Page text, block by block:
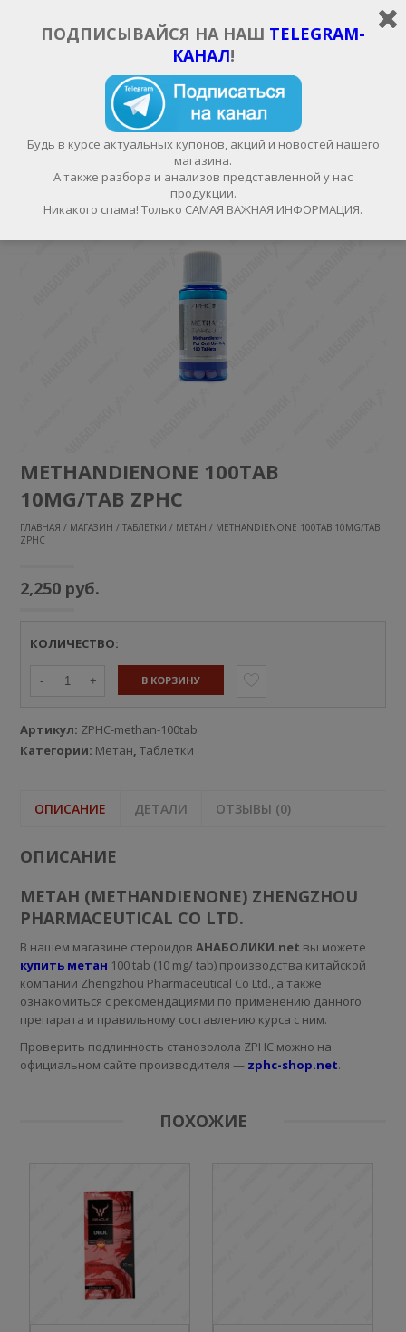
ИЗБРАННОЕ
КАТЕГОРИИ
METHANDIENONE 100TAB
10MG/TAB ZPHC
ГЛАВНАЯ / МАГАЗИН /ТАБЛЕТКИ / МЕТАН / METHANDIENONE 100TAB 10MG/TAB
ZPHC
2,250 руб.
КОЛИЧЕСТВО:
- + В КОРЗИНУ
Артикул: ZPHC-methan-100tab
Категории: Метан,Таблетки
ОПИСАНИЕ ДЕТАЛИ ОТЗЫВЫ (0)
ОПИСАНИЕ
МЕТАН (METHANDIENONE) ZHENGZHOU
PHARMACEUTICAL CO LTD.
В нашем магазине стероидовАНАБОЛИКИ.net вы можете
купить метан 100 tab (10 mg/ tab) производства китайской
компании Zhengzhou Pharmaceutical Co Ltd., а также
ознакомиться с рекомендациями по применению данного
препарата и правильному составлению курса с ним.
Проверить подлинность станозолола ZPHC можно на
официальном сайте производителя — zphc-shop.net.
ПОХОЖИЕ
ПОДПИСЫВАЙСЯ НА НАШ TELEGRAM-
КАНАЛ!
Будь в курсе актуальных купонов, акций и новостей нашего
магазина.
А также разбора и анализов представленной у нас
продукции.
Никакого спама! Только САМАЯ ВАЖНАЯ ИНФОРМАЦИЯ.